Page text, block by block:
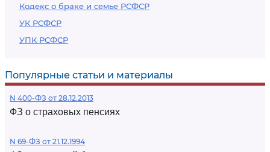
Кодекс о браке и семье РСФСР
УК РСФСР
УПК РСФСР
Популярные статьи и материалы
N 400-ФЗ от 28.12.2013
ФЗ о страховых пенсиях
N 69-ФЗ от 21.12.1994